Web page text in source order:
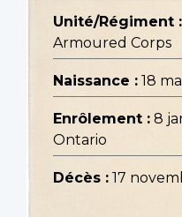
Unité/Régiment :
Armoured Corps
Naissance : 18
Enrôlement : 8
Ontario
Décès : 17